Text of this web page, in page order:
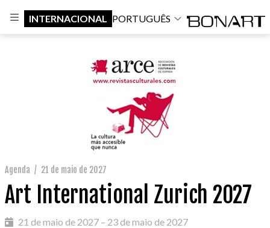
INTERNACIONAL PORTUGUÊS
Agenda / 21 de maio de 2027
Art International Zurich 2027
21 de maio de 2027 – 23 de maio de 2027